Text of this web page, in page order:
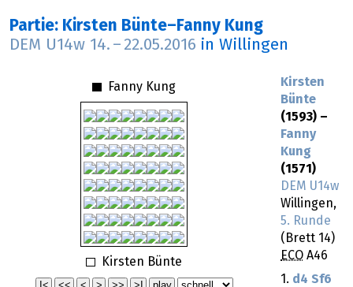
Partie: Kirsten Bünte–Fanny Kung
DEM U14w 14. – 22.05.2016 in Willingen
Fanny Kung
Kirsten Bünte
Kirsten
Bünte
(1593) –
Fanny
Kung
(1571)
DEM U14w
Willingen,
5. Runde
(Brett 14)
ECO A46
1. d4 Sf6